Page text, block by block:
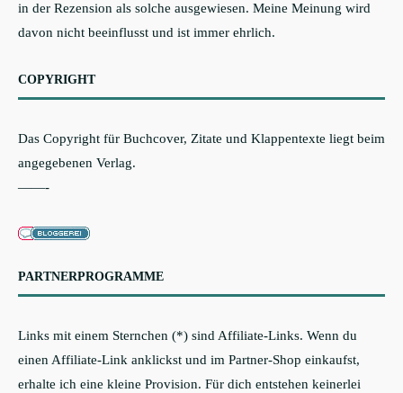
in der Rezension als solche ausgewiesen. Meine Meinung wird
davon nicht beeinflusst und ist immer ehrlich.
COPYRIGHT
Das Copyright für Buchcover, Zitate und Klappentexte liegt beim
angegebenen Verlag.
——-
PARTNERPROGRAMME
Links mit einem Sternchen (*) sind Affiliate-Links. Wenn du
einen Affiliate-Link anklickst und im Partner-Shop einkaufst,
erhalte ich eine kleine Provision. Für dich entstehen keinerlei